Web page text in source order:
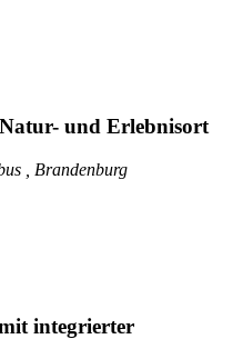
und Erlebnisort
, Brandenburg
integrierter